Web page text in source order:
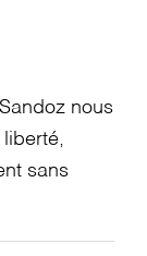
nous
sans